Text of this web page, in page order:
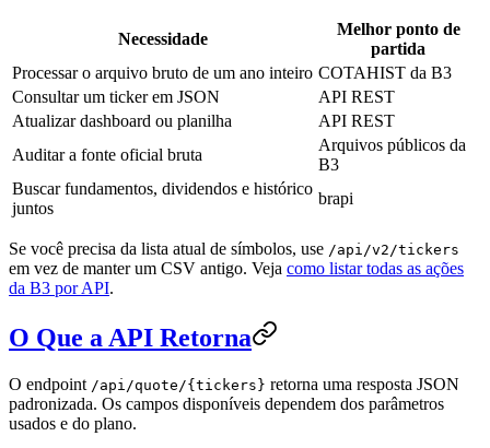
Necessidade
Melhor ponto de
partida
Processar o arquivo bruto de um ano inteiro COTAHIST da B3
Consultar um ticker em JSON
API REST
Atualizar dashboard ou planilha
API REST
Auditar a fonte oficial bruta
Arquivos públicos da
B3
Buscar fundamentos, dividendos e histórico
juntos
brapi
Se você precisa da lista atual de símbolos, use /api/v2/tickers
em vez de manter um CSV antigo. Veja como listar todas as ações
da B3 por API.
O Que a API Retorna
O endpoint /api/quote/{tickers} retorna uma resposta JSON
padronizada. Os campos disponíveis dependem dos parâmetros
usados e do plano.